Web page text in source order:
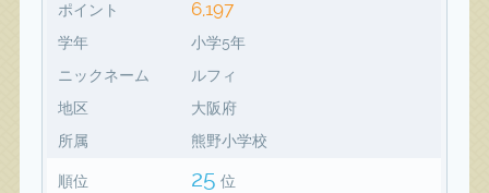
ポイント 6,197
学年
小学5年
ニックネーム
ルフィ
地区
大阪府
所属
熊野小学校
順位 25 位